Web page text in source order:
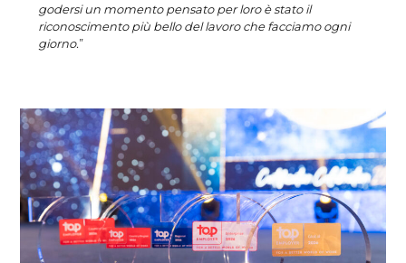
godersi un momento pensatoper loro è stato il
riconoscimento più bello del lavoro che facciamo ogni
giorno.”